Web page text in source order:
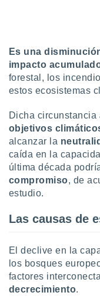
e
mediante
publicidad
publicidad
de
1199
Es una
impacto
forestal, los
estos ecosistemas
Dicha circunstancia
objetivos
alcanzar la
caída en la
última década
compromiso, de
estudio.
Las causas de
El declive en la
los bosques
factores
decrecimiento.